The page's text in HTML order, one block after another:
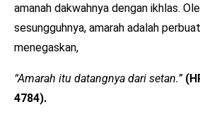
amanah dakwahnya dengan ikhlas.
sesungguhnya, amarah adalah
menegaskan,
“Amarah itu datangnya dari setan.”
4784).